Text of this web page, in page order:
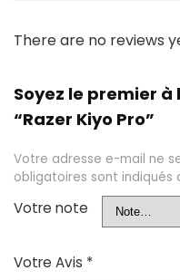
There are no reviews
Soyez le premier
“Razer Kiyo Pro”
Votre adresse e-mail ne
obligatoires sont indiqués
Votre note
Votre Avis *